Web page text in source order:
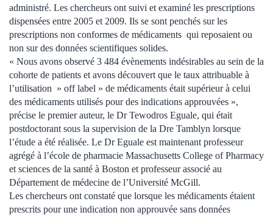
administré. Les chercheurs ont suivi et examiné les prescriptions
dispensées entre 2005 et 2009. Ils se sont penchés sur les
prescriptions non conformes de médicaments qui reposaient ou
non sur des données scientifiques solides.
« Nous avons observé 3 484 évènements indésirables au sein de la
cohorte de patients et avons découvert que le taux attribuable à
l’utilisation » off label » de médicaments était supérieur à celui
des médicaments utilisés pour des indications approuvées »,
précise le premier auteur, le Dr Tewodros Eguale, qui était
postdoctorant sous la supervision de la Dre Tamblyn lorsque
l’étude a été réalisée. Le Dr Eguale est maintenant professeur
agrégé à l’école de pharmacie Massachusetts College of Pharmacy
et sciences de la santé à Boston et professeur associé au
Département de médecine de l’Université McGill.
Les chercheurs ont constaté que lorsque les médicaments étaient
prescrits pour une indication non approuvée sans données